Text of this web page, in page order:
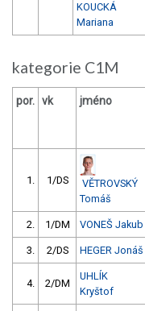
KOUCKÁ
Mariana
kategorie C1M
por. vk jméno
1. 1/DS
VĚTROVSKÝ
Tomáš
2. 1/DM VONEŠ Jakub
3. 2/DS HEGER Jonáš
4. 2/DM
UHLÍK
Kryštof